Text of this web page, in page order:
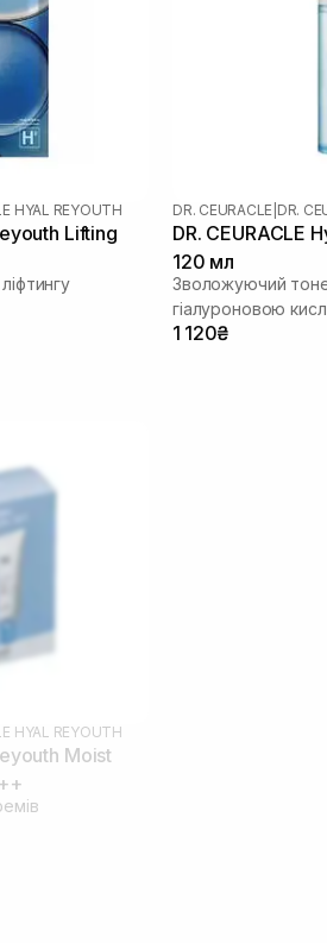
HYAL REYOUTH
Lifting
DR. CEURACLE DR.
DR. CEURACLE
120 мл
Зволожуючий
гіалуроновою
1 120₴
HYAL REYOUTH
Moist